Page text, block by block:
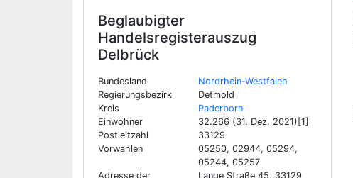
Beglaubigter
Handelsregisterauszug
Delbrück
Bundesland
Nordrhein-Westfalen
Regierungsbezirk
Detmold
Kreis
Paderborn
Einwohner
32.266 (31. Dez. 2021)[1]
Postleitzahl
33129
Vorwahlen
05250, 02944, 05294,
05244, 05257
Adresse der
Lange Straße 45, 33129